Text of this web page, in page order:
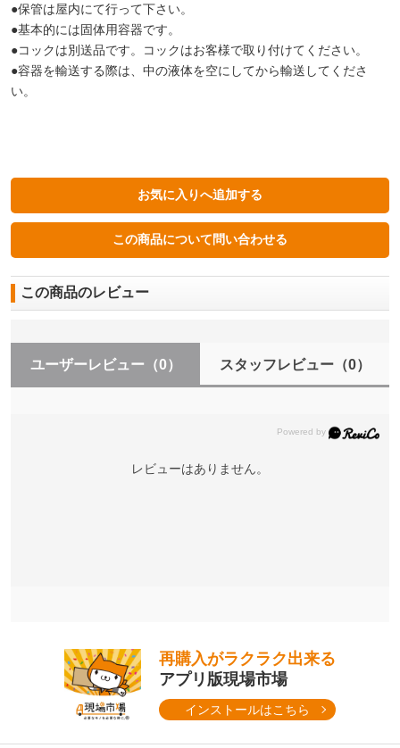
●保管は屋内にて行って下さい。
●基本的には固体用容器です。
●コックは別送品です。コックはお客様で取り付けてください。
●容器を輸送する際は、中の液体を空にしてから輸送してくださ
い。
この商品のレビュー
ユーザーレビュー （0） スタッフレビュー（0）
レビューはありません。
再購入がラクラク出来る
アプリ版現場市場
インストールはこちら